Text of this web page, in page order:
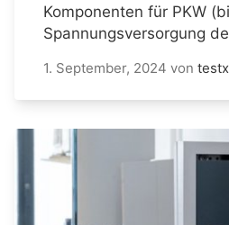
Komponenten für PKW
Spannungsversorgung
1. September, 2024 von